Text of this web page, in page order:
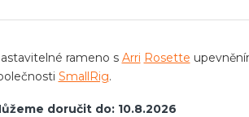
doručit do: 10.8.2026
rameno s Arri Rosette
SmallRig.